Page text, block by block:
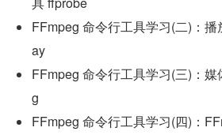
FFmpeg 命令行工具学习(二)：
ay
FFmpeg 命令行工具学习(三)：
g
FFmpeg 命令行工具学习(四)：